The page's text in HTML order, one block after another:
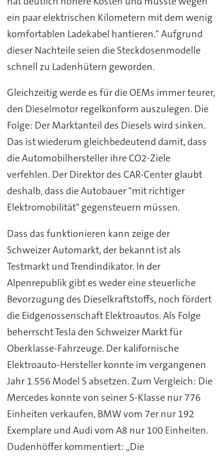
ein paar elektrischen Kilometern mit dem wenig
komfortablen Ladekabel hantieren." Aufgrund
dieser Nachteile seien die Steckdosenmodelle
schnell zu Ladenhütern geworden.
Gleichzeitig werde es für die OEMs immer teurer,
den Dieselmotor regelkonform auszulegen. Die
Folge: Der Marktanteil des Diesels wird sinken.
Das ist wiederum gleichbedeutend damit, dass
die Automobilhersteller ihre CO2-Ziele
verfehlen. Der Direktor des CAR-Center glaubt
deshalb, dass die Autobauer "mit richtiger
Elektromobilität" gegensteuern müssen.
Dass das funktionieren kann zeige der
Schweizer Automarkt, der bekannt ist als
Testmarkt und Trendindikator. In der
Alpenrepublik gibt es weder eine steuerliche
Bevorzugung des Dieselkraftstoffs, noch fördert
die Eidgenossenschaft Elektroautos. Als Folge
beherrscht Tesla den Schweizer Markt für
Oberklasse-Fahrzeuge. Der kalifornische
Elektroauto-Hersteller konnte im vergangenen
Jahr 1.556 Model S absetzen. Zum Vergleich: Die
Mercedes konnte von seiner S-Klasse nur 776
Einheiten verkaufen, BMW vom 7er nur 192
Exemplare und Audi vom A8 nur 100 Einheiten.
Dudenhöffer kommentiert: „Die